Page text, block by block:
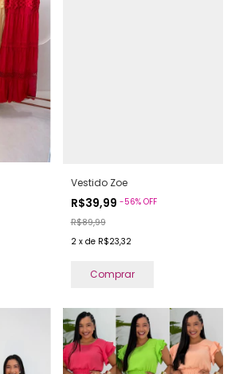
Vestido Zoe
R$39,99 -56% OFF
R$89,99
2 x de R$23,32
Comprar